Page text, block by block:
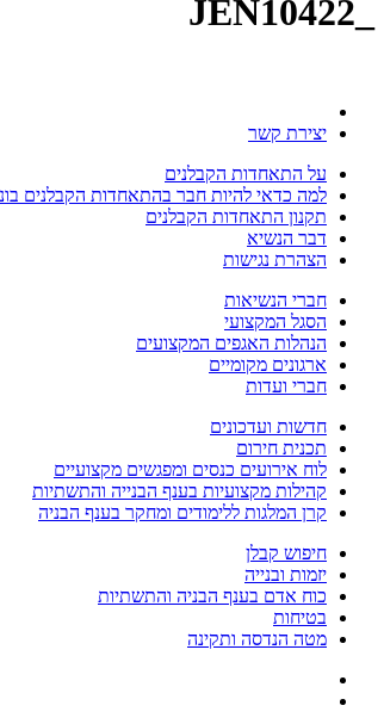
יצירת קשר
על התאחדות הקבלנים
למה כדאי להיות חבר בהתאחדות הקבלנים
תקנון התאחדות הקבלנים
דבר הנשיא
הצהרת נגישות
חברי הנשיאות
הסגל המקצועי
הנהלות האגפים המקצועים
ארגונים מקומיים
חברי ועדות
חדשות ועדכונים
תכנית חירום
לוח אירועים כנסים ומפגשים מקצועיים
קהילות מקצועיות בענף הבנייה והתשתיות
קרן המלגות ללימודים ומחקר בענף הבניה
חיפוש קבלן
יזמות ובנייה
כוח אדם בענף הבניה והתשתיות
בטיחות
מטה הנדסה ותקינה